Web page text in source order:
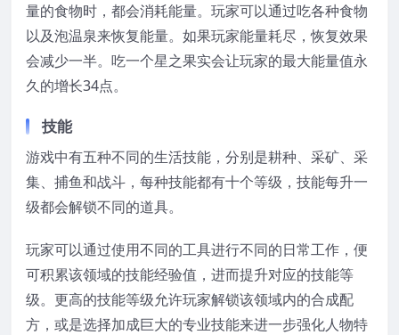
量的食物时，都会消耗能量。玩家可以通过吃各种食物
以及泡温泉来恢复能量。如果玩家能量耗尽，恢复效果
会减少一半。吃一个星之果实会让玩家的最大能量值永
久的增长34点。
技能
游戏中有五种不同的生活技能，分别是耕种、采矿、采
集、捕鱼和战斗，每种技能都有十个等级，技能每升一
级都会解锁不同的道具。
玩家可以通过使用不同的工具进行不同的日常工作，便
可积累该领域的技能经验值，进而提升对应的技能等
级。更高的技能等级允许玩家解锁该领域内的合成配
方，或是选择加成巨大的专业技能来进一步强化人物特